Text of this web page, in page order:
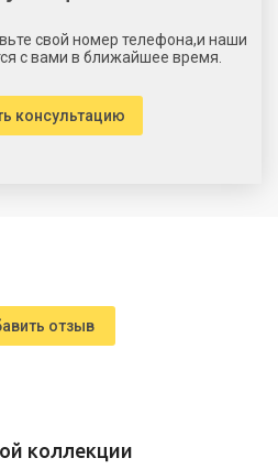
свой номер телефона,и наши
с вами в ближайшее время.
консультацию
отзыв
коллекции